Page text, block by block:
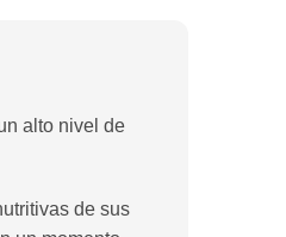
alto nivel de
de sus